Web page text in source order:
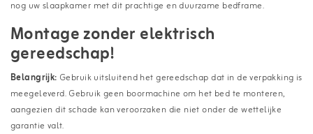
nog uw slaapkamer met dit prachtige en duurzame bedframe.
Montage zonder elektrisch
gereedschap!
Belangrijk: Gebruik uitsluitend het gereedschap dat in de verpakking is
meegeleverd. Gebruik geen boormachine om het bed te monteren,
aangezien dit schade kan veroorzaken die niet onder de wettelijke
garantie valt.